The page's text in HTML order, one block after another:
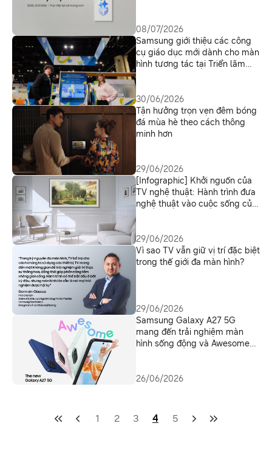
08/07/2026
Samsung giới thiệu các công
cụ giáo dục mới dành cho màn
hình tương tác tại Triển lãm
30/06/2026
Tận hưởng trọn vẹn đêm bóng
đá mùa hè theo cách thông
minh hơn
29/06/2026
[Infographic] Khởi nguồn của
TV nghệ thuật: Hành trình đưa
nghệ thuật vào cuộc sống của
29/06/2026
Vì sao TV vẫn giữ vị trí đặc biệt
trong thế giới đa màn hình?
29/06/2026
Samsung Galaxy A27 5G
mang đến trải nghiệm màn
hình sống động và Awesome
26/06/2026
1 2 3 4 5